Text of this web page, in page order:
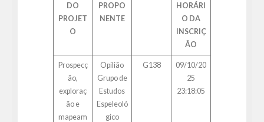
DO
PROJET
O
PROPO
NENTE
HORÁRI
O DA
INSCRIÇ
ÃO
Prospecç
ão,
exploraç
ão e
mapeam
Opilião
Grupo de
Estudos
Espeleoló
gico
G138
09/10/20
25
23:18:05